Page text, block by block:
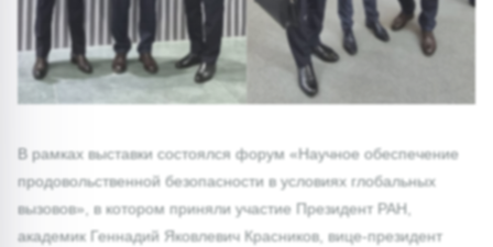
В рамках выставки состоялся форум «Научное обеспечение
продовольственной безопасности в условиях глобальных
вызовов», в котором приняли участие Президент РАН,
академик Геннадий Яковлевич Красников, вице-президент